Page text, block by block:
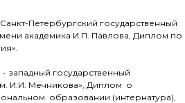
Петербургский государственный
академика И.П. Павлова, Диплом по
западный государственный
И.И. Мечникова», Диплом о
образовании (интернатура),